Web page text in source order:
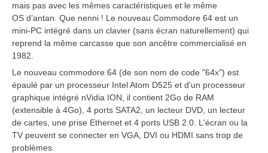
mais pas avec les mêmes caractéristiques et le même
OS d’antan. Que nenni ! Le nouveau Commodore 64 est un
mini-PC intégré dans un clavier (sans écran naturellement) qui
reprend la même carcasse que son ancêtre commercialisé en
1982.
Le nouveau commodore 64 (de son nom de code "64x") est
épaulé par un processeur Intel Atom D525 et d'un processeur
graphique intégré nVidia ION, il contient 2Go de RAM
(extensible à 4Go), 4 ports SATA2, un lecteur DVD, un lecteur
de cartes, une prise Ethernet et 4 ports USB 2.0. L'écran ou la
TV peuvent se connecter en VGA, DVI ou HDMI sans trop de
problèmes.